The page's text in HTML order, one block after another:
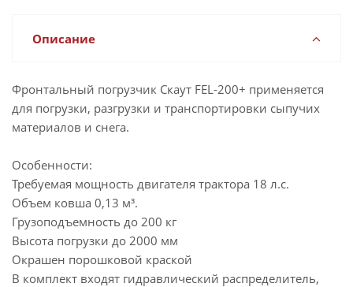
Описание
Фронтальный погрузчик Скаут FEL-200+ применяется
для погрузки, разгрузки и транспортировки сыпучих
материалов и снега.
Особенности:
Требуемая мощность двигателя трактора 18 л.с.
Объем ковша 0,13 м³.
Грузоподъемность до 200 кг
Высота погрузки до 2000 мм
Окрашен порошковой краской
В комплект входят гидравлический распределитель,